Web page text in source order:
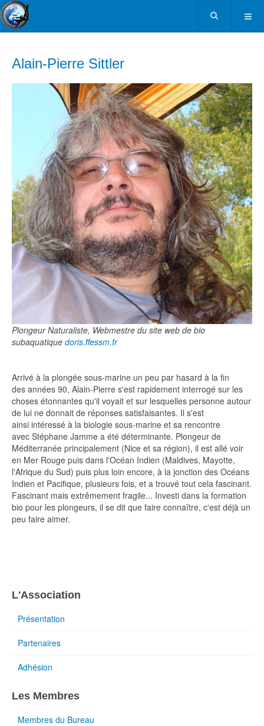
Alain-Pierre Sittler
Plongeur Naturaliste, Webmestre du site web de bio
subaquatique doris.ffessm.fr
Arrivé à la plongée sous-marine un peu par hasard à la fin
des années 90, Alain-Pierre s'est rapidement interrogé sur les
choses étonnantes qu'il voyait et sur lesquelles personne autour
de lui ne donnait de réponses satisfaisantes. Il s'est
ainsi intéressé à la biologie sous-marine et sa rencontre
avec Stéphane Jamme a été déterminante. Plongeur de
Méditerranée principalement (Nice et sa région), il est allé voir
en Mer Rouge puis dans l'Océan Indien (Maldives, Mayotte,
l'Afrique du Sud) puis plus loin encore, à la jonction des Océans
Indien et Pacifique, plusieurs fois, et a trouvé tout cela fascinant.
Fascinant mais extrêmement fragile... Investi dans la formation
bio pour les plongeurs, il se dit que faire connaître, c'est déjà un
peu faire aimer.
L'Association
Présentation
Partenaires
Adhésion
Les Membres
Membres du Bureau